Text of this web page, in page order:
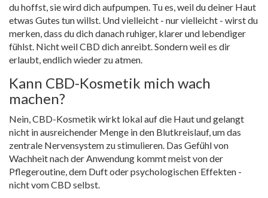
du hoffst, sie wird dich aufpumpen. Tu es, weil du deiner Haut
etwas Gutes tun willst. Und vielleicht - nur vielleicht - wirst du
merken, dass du dich danach ruhiger, klarer und lebendiger
fühlst. Nicht weil CBD dich anreibt. Sondern weil es dir
erlaubt, endlich wieder zu atmen.
Kann CBD-Kosmetik mich wach
machen?
Nein, CBD-Kosmetik wirkt lokal auf die Haut und gelangt
nicht in ausreichender Menge in den Blutkreislauf, um das
zentrale Nervensystem zu stimulieren. Das Gefühl von
Wachheit nach der Anwendung kommt meist von der
Pflegeroutine, dem Duft oder psychologischen Effekten -
nicht vom CBD selbst.